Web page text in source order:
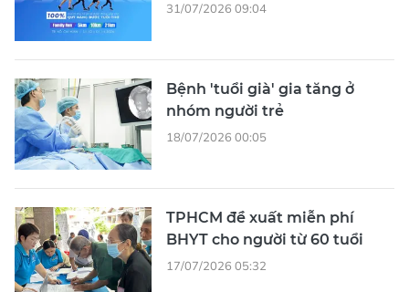
31/07/2026 09:04
Bệnh 'tuổi già' gia tăng ở
nhóm người trẻ
18/07/2026 00:05
TPHCM đề xuất miễn phí
BHYT cho người từ 60 tuổi
17/07/2026 05:32